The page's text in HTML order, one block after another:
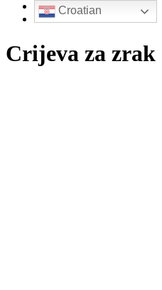
Croatian
Crijeva za zrak